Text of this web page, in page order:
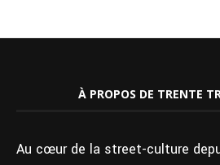
À PROPOS DE TRENTE
Au cœur de la street-culture